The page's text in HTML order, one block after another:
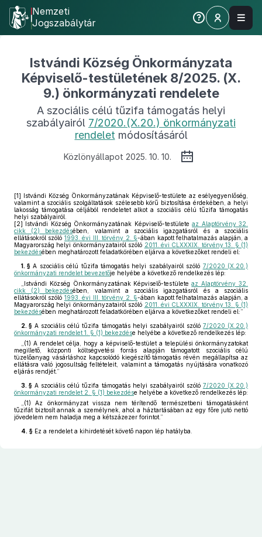
Nemzeti
Jogszabálytár
Istvándi Község Önkormányzata
Képviselő-testületének 8/2025. (X.
9.) önkormányzati rendelete
A szociális célú tűzifa támogatás helyi
szabályairól 7/2020.(X.20.) önkormányzati
rendelet módosításáról
Közlönyállapot 2025. 10. 10.
[1] Istvándi Község Önkormányzatának Képviselő-testülete az esélyegyenlőség,
valamint a szociális szolgáltatások szélesebb körű biztosítása érdekében, a helyi
lakosság támogatása céljából rendeletet alkot a szociális célú tűzifa támogatás
helyi szabályairól.
[2] Istvándi Község Önkormányzatának Képviselő-testületeaz Alaptörvény 32.
cikk (2) bekezdésében, valamint a szociális igazgatásról és a szociális
ellátásokról szóló 1993. évi III. törvény 2. §-ában kapott felhatalmazás alapján, a
Magyarország helyi önkormányzatairól szóló 2011. évi CLXXXIX. törvény 13. § (1)
bekezdésében meghatározott feladatkörében eljárva a következőket rendeli el:
1. § A szociális célú tűzifa támogatás helyi szabályairól szóló 7/2020 (X.20.)
önkormányzati rendelet bevezetője helyébe a következő rendelkezés lép:
„Istvándi Község Önkormányzatának Képviselő-testületeaz Alaptörvény 32.
cikk (2) bekezdésében, valamint a szociális igazgatásról és a szociális
ellátásokról szóló 1993. évi III. törvény 2. §-ában kapott felhatalmazás alapján, a
Magyarország helyi önkormányzatairól szóló 2011. évi CLXXXIX. törvény 13. § (1)
bekezdésében meghatározott feladatkörében eljárva a következőket rendeli el:”
2. § A szociális célú tűzifa támogatás helyi szabályairól szóló 7/2020 (X.20.)
önkormányzati rendelet 1. § (1) bekezdése helyébe a következő rendelkezés lép:
„(1) A rendelet célja, hogy a képviselő-testület a települési önkormányzatokat
megillető, központi költségvetési forrás alapján támogatott szociális célú
tüzelőanyag vásárláshoz kapcsolódó kiegészítő támogatás révén megállapítsa az
ellátásra való jogosultság feltételeit, valamint a támogatás nyújtására vonatkozó
eljárás rendjét.”
3. § A szociális célú tűzifa támogatás helyi szabályairól szóló 7/2020 (X.20.)
önkormányzati rendelet 2. § (1) bekezdése helyébe a következő rendelkezés lép:
„(1) Az önkormányzat vissza nem térítendő természetbeni támogatásként
tűzifát biztosít annak a személynek, ahol a háztartásában az egy főre jutó nettó
jövedelem nem haladja meg a kétszázezer forintot.”
4. § Ez a rendelet a kihirdetését követő napon lép hatályba.